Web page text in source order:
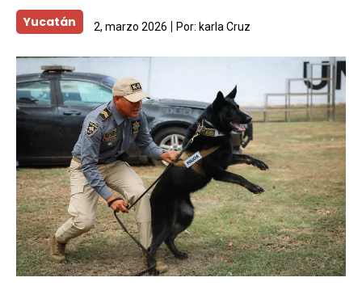
Yucatán 2, marzo 2026 Por: karla Cruz